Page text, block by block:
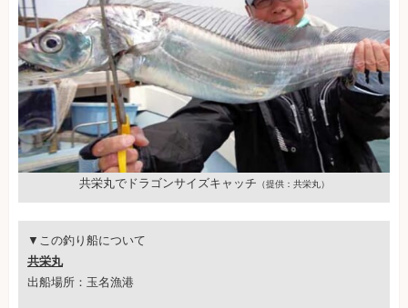
共栄丸でドラゴンサイズキャッチ （提供：共栄丸）
▼この釣り船について
共栄丸
出船場所：玉名漁港